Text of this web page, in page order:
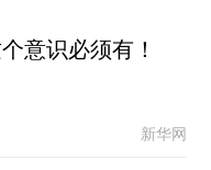
意识必须有！
新华网